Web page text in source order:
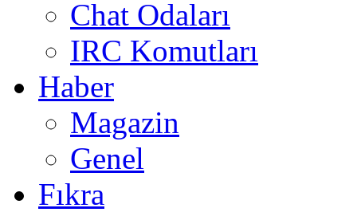
Chat Odaları
IRC Komutları
Haber
Magazin
Genel
Fıkra